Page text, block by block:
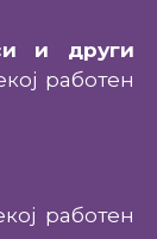
и други
работен
работен